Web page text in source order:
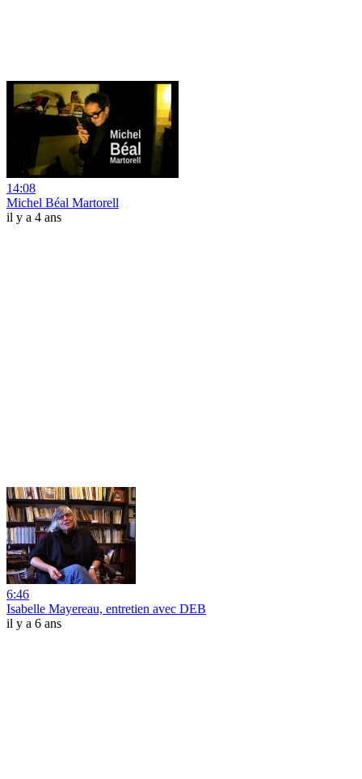
14:08
Michel Béal Martorell
il y a 4 ans
6:46
Isabelle Mayereau, entretien avec DEB
il y a 6 ans